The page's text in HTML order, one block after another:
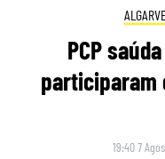
PCP
participaram
19:40 7